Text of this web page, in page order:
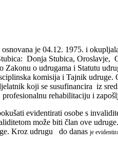
je 04.12. 1975. i
Donja Stubica, Oroslavje,
o udrugama i Statutu
komisija i Tajnik udruge.
koji se susufinancira iz
rehabilitaciju i
evidentirati osobe s
može biti član ove
Kroz udrugu do danas je